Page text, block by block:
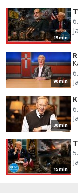
15 min
90 min
30 min
15 min